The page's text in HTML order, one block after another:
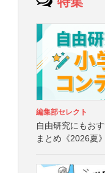
編集部セレクト
自由研究にもお
まとめ《2026夏》